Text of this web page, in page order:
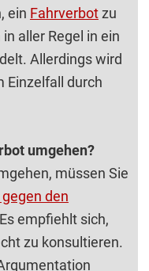
ein Fahrverbotzu
aller Regel in ein
Allerdings wird
Einzelfall durch
umgehen?
müssen Sie
den
empfiehlt sich,
zu konsultieren.